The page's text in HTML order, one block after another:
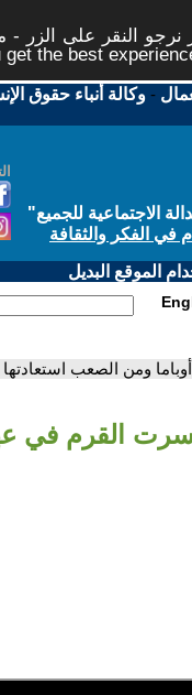
النقر على الزر
the best
-وكالة أنباء حقوق
الاجتماعية للجميع"
في الفكر والثقافة
الموقع البديل
ومن الصعب
خسرت القرم في